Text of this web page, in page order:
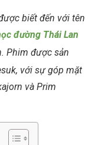
biết đến với tên
đường Thái Lan
Phim được sản
với sự góp mặt
và Prim